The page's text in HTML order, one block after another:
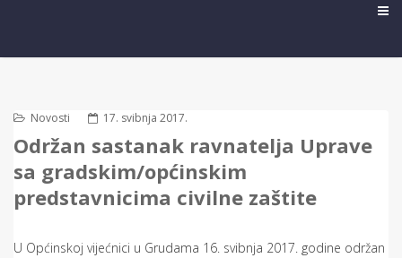
Novosti 17. svibnja 2017.
Održan sastanak ravnatelja Uprave
sa gradskim/općinskim
predstavnicima civilne zaštite
U Općinskoj vijećnici u Grudama 16. svibnja 2017. godine održan